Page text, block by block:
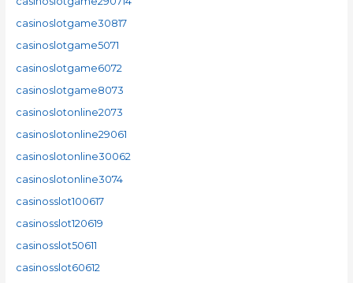
casinoslotgame30817
casinoslotgame5071
casinoslotgame6072
casinoslotgame8073
casinoslotonline2073
casinoslotonline29061
casinoslotonline30062
casinoslotonline3074
casinosslot100617
casinosslot120619
casinosslot50611
casinosslot60612